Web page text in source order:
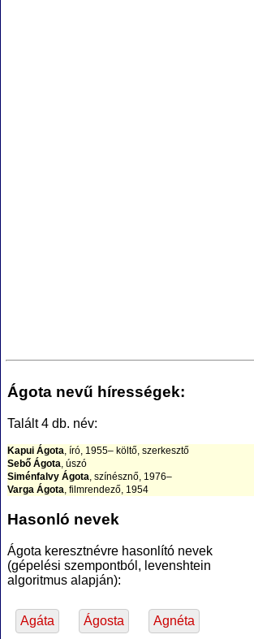
Ágota nevű hírességek:
Talált 4 db. név:
Kapui Ágota , író, 1955– költő, szerkesztő
Sebő Ágota , úszó
Siménfalvy Ágota , színésznő, 1976–
Varga Ágota , filmrendező, 1954
Hasonló nevek
Ágota keresztnévre hasonlító nevek
(gépelési szempontból, levenshtein
algoritmus alapján):
Agáta Ágosta Agnéta